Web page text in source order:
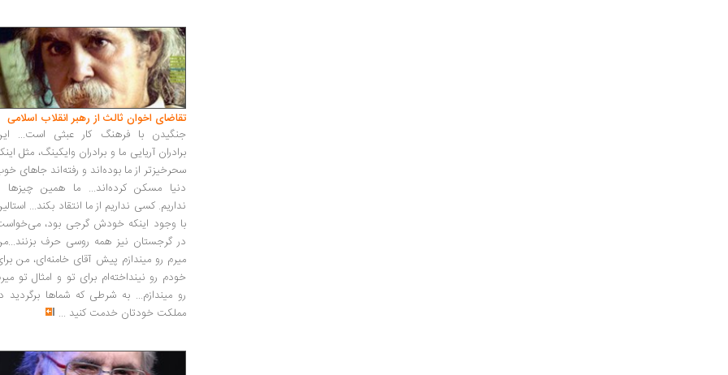
تقاضای اخوان ثالث از رهبر انقلاب اسلامی
جنگیدن با فرهنگ کار عبثی است...
برادران آریایی ما و برادران وایکینگ، مثل
سحرخیزتر از ما بوده‌اند و رفته‌اند جاهای
دنیا مسکن کرده‌اند... ما همین چیزها
نداریم. کسی نداریم از ما انتقاد بکند...
با وجود اینکه خودش گرجی بود،
در گرجستان نیز همه روسی حرف
میرم رو میندازم پیش آقای خامنه‌ای، من
خودم رو نینداخته‌ام برای تو و امثال تو
رو میندازم... به شرطی که شماها برگردید
مملکت خودتان خدمت کنید ...